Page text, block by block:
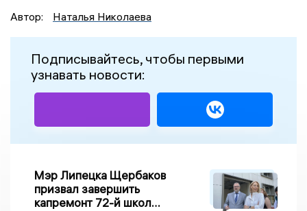
Автор:
Наталья Николаева
Подписывайтесь, чтобы первыми
узнавать новости:
Мэр Липецка Щербаков
призвал завершить
капремонт 72-й школы